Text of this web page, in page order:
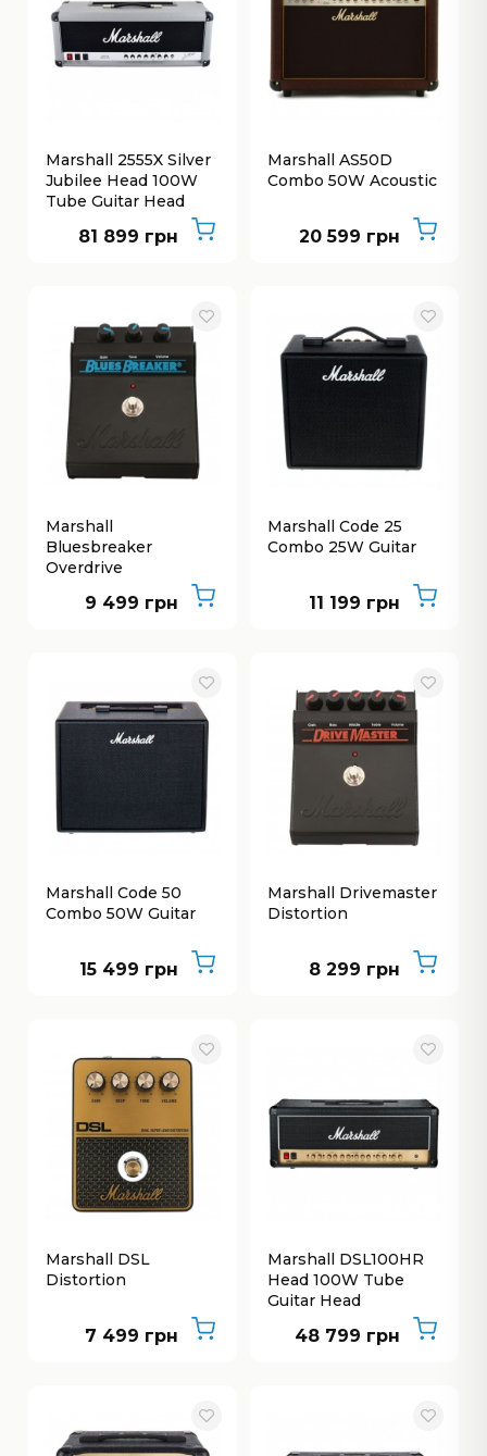
Marshall 2555X Silver
Jubilee Head 100W
Tube Guitar Head
81 899 грн
Marshall AS50D
Combo 50W Acoustic
20 599 грн
Marshall
Bluesbreaker
Overdrive
9 499 грн
Marshall Code 25
Combo 25W Guitar
11 199 грн
Marshall Code 50
Combo 50W Guitar
15 499 грн
Marshall Drivemaster
Distortion
8 299 грн
Marshall DSL
Distortion
7 499 грн
Marshall DSL100HR
Head 100W Tube
Guitar Head
48 799 грн